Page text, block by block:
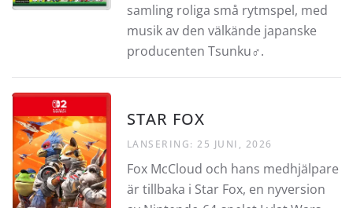
samling roliga små rytmspel, med
musik av den välkände japanske
producenten Tsunku♂.
STAR FOX
LANSERING: 25 JUNI, 2026
Fox McCloud och hans medhjälpare
är tillbaka i Star Fox, en nyversion